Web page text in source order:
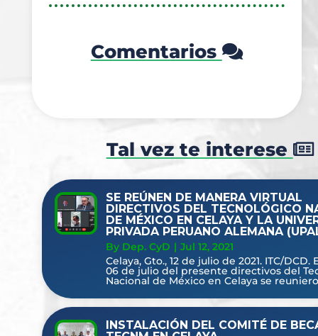
Comentarios
Tal vez te interese
SE REÚNEN DE MANERA VIRTUAL
DIRECTIVOS DEL TECNOLÓGICO
DE MÉXICO EN CELAYA Y LA
PRIVADA PERUANO ALEMANA
By Dep. CyD | Jul 12, 2021
Celaya, Gto., 12 de julio de 2021. ITC/DCD.
06 de julio del presente directivos del
Nacional de México en Celaya se
INSTALACIÓN DEL COMITÉ DE